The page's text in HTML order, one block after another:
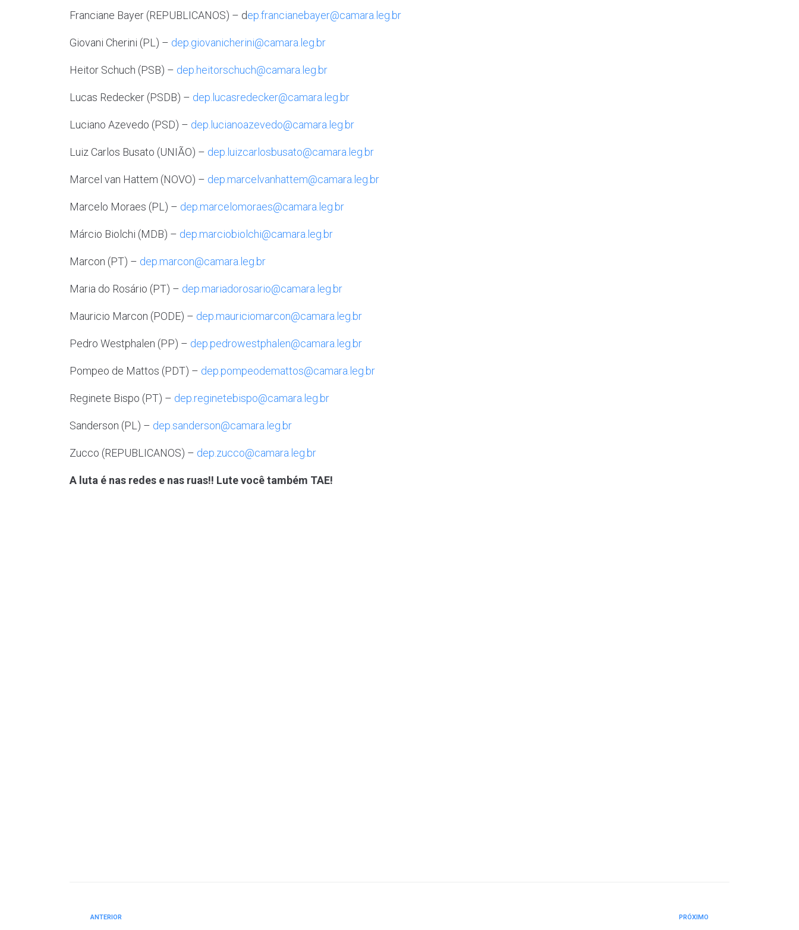
Franciane Bayer (REPUBLICANOS) – dep.francianebayer@camara.leg.br
Giovani Cherini (PL) – dep.giovanicherini@camara.leg.br
Heitor Schuch (PSB) – dep.heitorschuch@camara.leg.br
Lucas Redecker (PSDB) – dep.lucasredecker@camara.leg.br
Luciano Azevedo (PSD) – dep.lucianoazevedo@camara.leg.br
Luiz Carlos Busato (UNIÃO) – dep.luizcarlosbusato@camara.leg.br
Marcel van Hattem (NOVO) – dep.marcelvanhattem@camara.leg.br
Marcelo Moraes (PL) – dep.marcelomoraes@camara.leg.br
Márcio Biolchi (MDB) – dep.marciobiolchi@camara.leg.br
Marcon (PT) – dep.marcon@camara.leg.br
Maria do Rosário (PT) – dep.mariadorosario@camara.leg.br
Mauricio Marcon (PODE) – dep.mauriciomarcon@camara.leg.br
Pedro Westphalen (PP) – dep.pedrowestphalen@camara.leg.br
Pompeo de Mattos (PDT) – dep.pompeodemattos@camara.leg.br
Reginete Bispo (PT) – dep.reginetebispo@camara.leg.br
Sanderson (PL) – dep.sanderson@camara.leg.br
Zucco (REPUBLICANOS) – dep.zucco@camara.leg.br
A luta é nas redes e nas ruas!! Lute você também TAE!
ANTERIOR PRÓXIMO